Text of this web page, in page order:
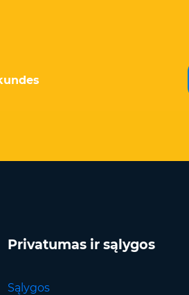
Privatumas ir sąlygos
Sąlygos